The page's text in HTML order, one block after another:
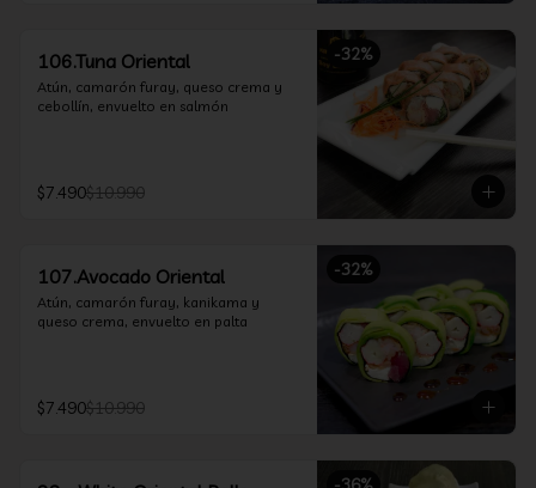
-32%
106.Tuna Oriental
Atún, camarón furay, queso crema y
cebollín, envuelto en salmón
$7.490$10.990
-32%
107.Avocado Oriental
Atún, camarón furay, kanikama y
queso crema, envuelto en palta
$7.490$10.990